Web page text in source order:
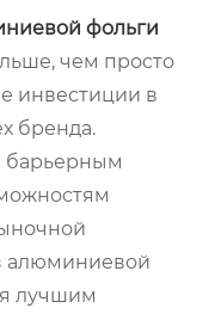
фольги
чем просто
инвестиции в
бренда.
барьерным
алюминиевой
лучшим